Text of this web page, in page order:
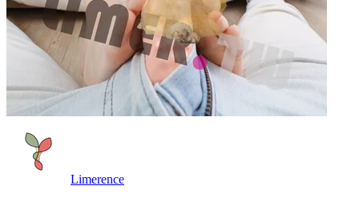
Limerence